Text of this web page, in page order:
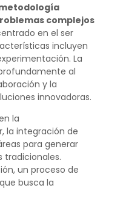
complejos
en el ser
incluyen
La
al
y la
innovadoras.
la
la integración de
para generar
tradicionales.
un proceso de
busca la